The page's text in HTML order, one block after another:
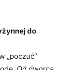
do
„poczuć”